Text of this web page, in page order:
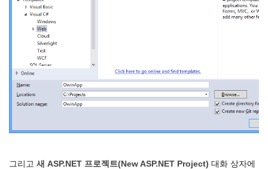
그리고 새 ASP.NET 프로젝트(New ASP.NET Project) 대화 상자에